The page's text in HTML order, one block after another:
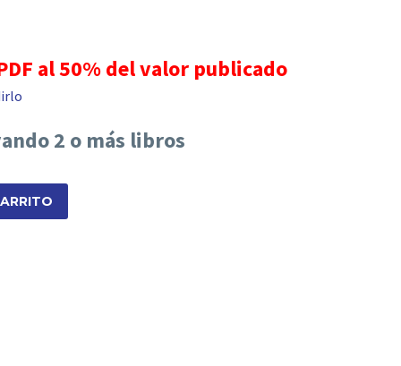
al 50% del valor publicado
2 o más libros